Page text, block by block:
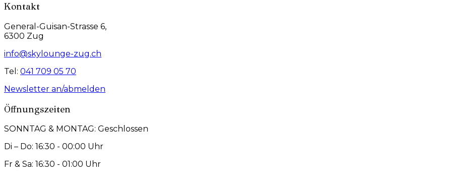
Kontakt
General-Guisan-Strasse 6,
6300 Zug
info@skylounge-zug.ch
Tel: 041 709 05 70
Newsletter an/abmelden
Öffnungszeiten
SONNTAG & MONTAG: Geschlossen
Di – Do: 16:30 - 00:00 Uhr
Fr & Sa: 16:30 - 01:00 Uhr